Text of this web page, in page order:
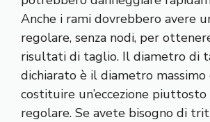
Anche i rami dovrebbero avere
regolare, senza nodi, per
risultati di taglio. Il diametro di
dichiarato è il diametro
costituire un’eccezione piuttosto
regolare. Se avete bisogno di